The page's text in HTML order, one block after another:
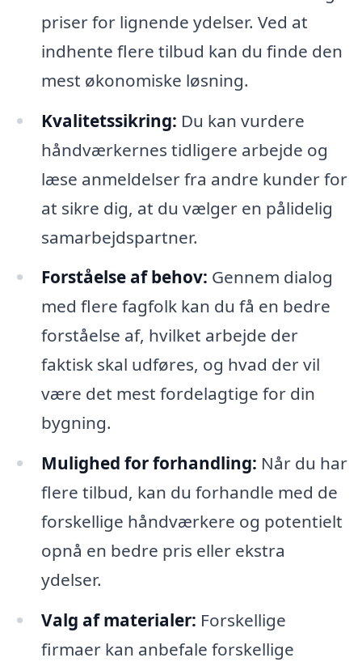
priser for lignende ydelser. Ved at
indhente flere tilbud kan du finde den
mest økonomiske løsning.
Kvalitetssikring: Du kan vurdere
håndværkernes tidligere arbejde og
læse anmeldelser fra andre kunder for
at sikre dig, at du vælger en pålidelig
samarbejdspartner.
Forståelse af behov: Gennem dialog
med flere fagfolk kan du få en bedre
forståelse af, hvilket arbejde der
faktisk skal udføres, og hvad der vil
være det mest fordelagtige for din
bygning.
Mulighed for forhandling: Når du har
flere tilbud, kan du forhandle med de
forskellige håndværkere og potentielt
opnå en bedre pris eller ekstra
ydelser.
Valg af materialer: Forskellige
firmaer kan anbefale forskellige